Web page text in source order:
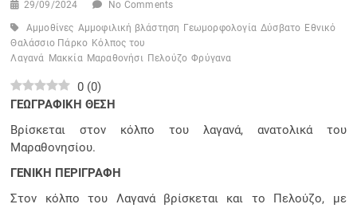
29/09/2024 No Comments
Αμμοθίνες Αμμοφιλική βλάστηση Γεωμορφολογία Δύσβατο Εθνικό
Θαλάσσιο Πάρκο Κόλπος του
Λαγανά Μακκία Μαραθονήσι Πελούζο Φρύγανα
0 (0)
ΓΕΩΓΡΑΦΙΚΗ ΘΕΣΗ
Βρίσκεται στον κόλπο του λαγανά, ανατολικά του
Μαραθονησίου.
ΓΕΝΙΚΗ ΠΕΡΙΓΡΑΦΗ
Στον κόλπο του Λαγανά βρίσκεται και το Πελούζο, με